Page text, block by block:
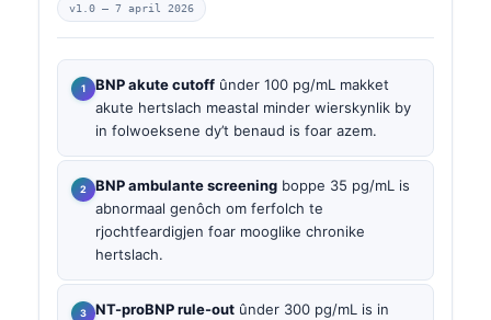
v1.0 — 7 april 2026
BNP akute cutoff ûnder 100 pg/mL makket
akute hertslach meastal minder wierskynlik by
in folwoeksene dy’t benaud is foar azem.
BNP ambulante screening boppe 35 pg/mL is
abnormaal genôch om ferfolch te
rjochtfeardigjen foar mooglike chronike
hertslach.
NT-proBNP rule-out ûnder 300 pg/mL is in